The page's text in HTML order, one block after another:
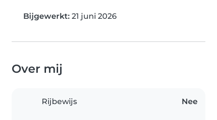
Bijgewerkt: 21 juni 2026
Over mij
Rijbewijs Nee